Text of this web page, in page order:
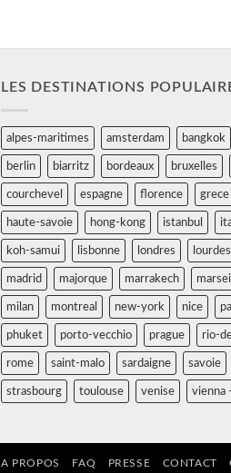
LES DESTINATIONS
alpes-maritimes amsterdam bangkok
berlin biarritz bordeaux bruxelles
courchevel espagne florence grece
haute-savoie hong-kong istanbul
koh-samui lisbonne londres lourdes
madrid majorque marrakech
milan montreal new-york nice
phuket porto-vecchio prague rio-
rome saint-malo sardaigne savoie
strasbourg toulouse venise vienna
A PROPOS FAQ PRESSE CONTACT